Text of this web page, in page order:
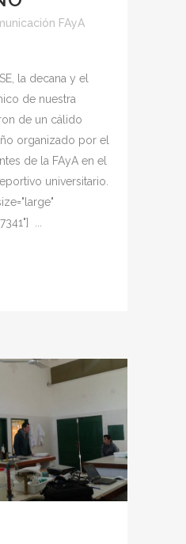
FAyA
la decana y el
de nuestra
de un cálido
organizado por el
de la FAyA en el
universitario.
...